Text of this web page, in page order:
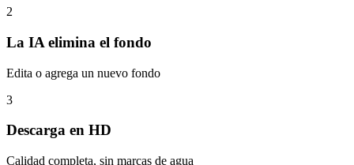
2
La IA elimina el fondo
Edita o agrega un nuevo fondo
3
Descarga en HD
Calidad completa, sin marcas de agua